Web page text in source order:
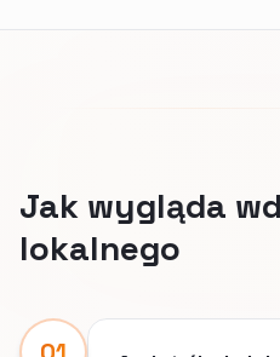
Jak wygląda
lokalnego